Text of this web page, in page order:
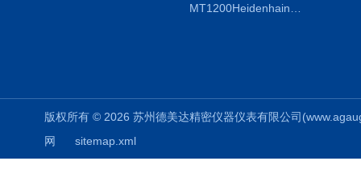
版权所有 © 2026 苏州德美达精密仪器仪表有限公司
网
sitemap.xml